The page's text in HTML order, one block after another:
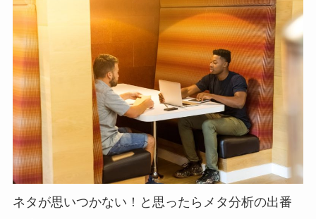
ネタが思いつかない！と思ったらメタ分析の出番